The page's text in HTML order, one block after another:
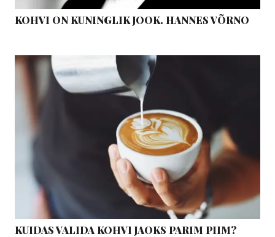
KOHVI ON KUNINGLIK JOOK. HANNES VÕRNO
KUIDAS VALIDA KOHVI JAOKS PARIM PIIM?